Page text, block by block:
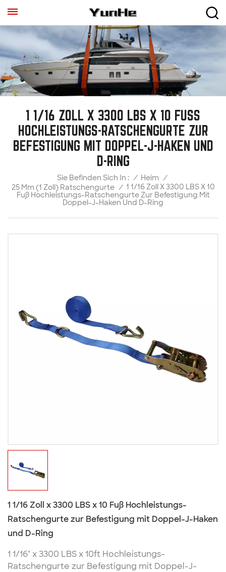
1 1/16 ZOLL X 3300 LBS X 10 FUSS H
OCHLEISTUNGS-RATSCHENGURTE ZUR B
EFESTIGUNG MIT DOPPEL-J-HAKEN UND D
-RING
Sie Befinden Sich In : / Heim /
25 Mm (1 Zoll) Ratschengurte / 1 1/16 Zoll X 3300 LBS X 10
Fuß Hochleistungs-Ratschengurte Zur Befestigung Mit
Doppel-J-Haken Und D-Ring
1 1/16 Zoll x 3300 LBS x 10 Fuß Hochleistungs-
Ratschengurte zur Befestigung mit Doppel-J-Haken
und D-Ring
1 1/16" x 3300 LBS x 10ft Hochleistungs-
Ratschengurte zur Befestigung mit Doppel-J-